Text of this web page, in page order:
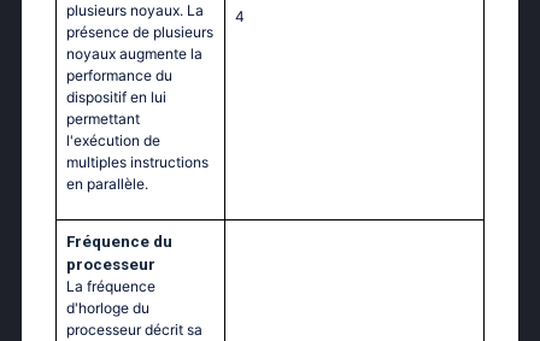
plusieurs noyaux. La
présence de plusieurs
noyaux augmente la
performance du
dispositif en lui
permettant
l'exécution de
multiples instructions
en parallèle.
4
Fréquence du
processeur
La fréquence
d'horloge du
processeur décrit sa